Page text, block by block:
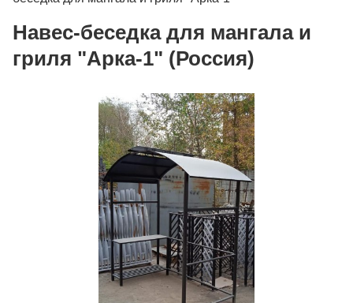
Навес-беседка для мангала и
гриля "Арка-1" (Россия)